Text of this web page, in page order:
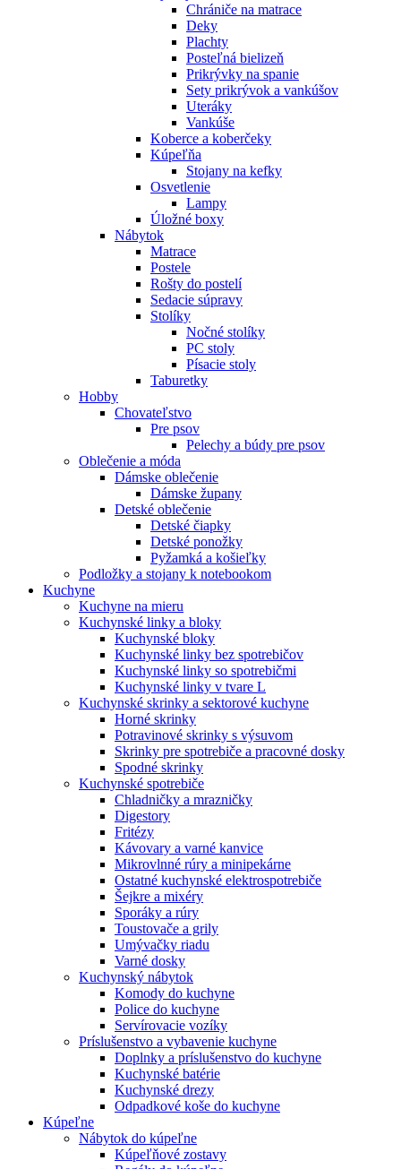
Chrániče na matrace
Deky
Plachty
Posteľná bielizeň
Prikrývky na spanie
Sety prikrývok a vankúšov
Uteráky
Vankúše
Koberce a koberčeky
Kúpeľňa
Stojany na kefky
Osvetlenie
Lampy
Úložné boxy
Nábytok
Matrace
Postele
Rošty do postelí
Sedacie súpravy
Stolíky
Nočné stolíky
PC stoly
Písacie stoly
Taburetky
Hobby
Chovateľstvo
Pre psov
Pelechy a búdy pre psov
Oblečenie a móda
Dámske oblečenie
Dámske župany
Detské oblečenie
Detské čiapky
Detské ponožky
Pyžamká a košieľky
Podložky a stojany k notebookom
Kuchyne
Kuchyne na mieru
Kuchynské linky a bloky
Kuchynské bloky
Kuchynské linky bez spotrebičov
Kuchynské linky so spotrebičmi
Kuchynské linky v tvare L
Kuchynské skrinky a sektorové kuchyne
Horné skrinky
Potravinové skrinky s výsuvom
Skrinky pre spotrebiče a pracovné dosky
Spodné skrinky
Kuchynské spotrebiče
Chladničky a mrazničky
Digestory
Fritézy
Kávovary a varné kanvice
Mikrovlnné rúry a minipekárne
Ostatné kuchynské elektrospotrebiče
Šejkre a mixéry
Sporáky a rúry
Toustovače a grily
Umývačky riadu
Varné dosky
Kuchynský nábytok
Komody do kuchyne
Police do kuchyne
Servírovacie vozíky
Príslušenstvo a vybavenie kuchyne
Doplnky a príslušenstvo do kuchyne
Kuchynské batérie
Kuchynské drezy
Odpadkové koše do kuchyne
Kúpeľne
Nábytok do kúpeľne
Kúpeľňové zostavy